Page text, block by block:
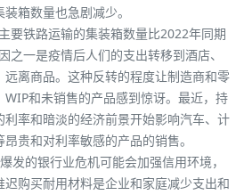
箱数量也急剧减少。
要铁路运输的集装箱数量比2022年同期
之一是疫情后人们的支出转移到酒店、
离商品。 这种反转的程度让制造商和零
和未销售的产品感到惊讶。 最近，持
率和暗淡的经济前景开始影响汽车、计
贵和对利率敏感的产品的销售。
发的银行业危机可能会加强信用环境，
迟购买耐用材料是企业和家庭减少支出和